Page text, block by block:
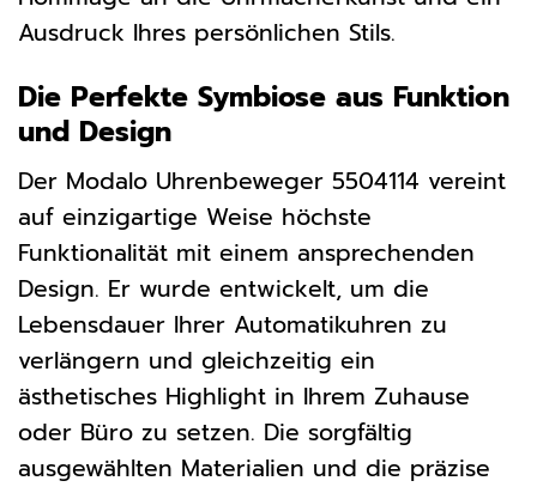
Ausdruck Ihres persönlichen Stils.
Die Perfekte Symbiose aus Funktion
und Design
Der Modalo Uhrenbeweger 5504114 vereint
auf einzigartige Weise höchste
Funktionalität mit einem ansprechenden
Design. Er wurde entwickelt, um die
Lebensdauer Ihrer Automatikuhren zu
verlängern und gleichzeitig ein
ästhetisches Highlight in Ihrem Zuhause
oder Büro zu setzen. Die sorgfältig
ausgewählten Materialien und die präzise